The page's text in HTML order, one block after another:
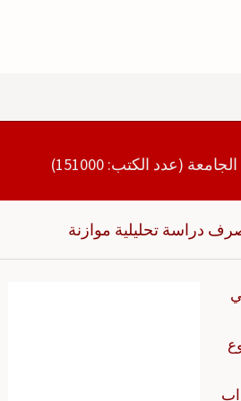
(عدد الكتب: 151000)
دراسة تحليلية موازنة